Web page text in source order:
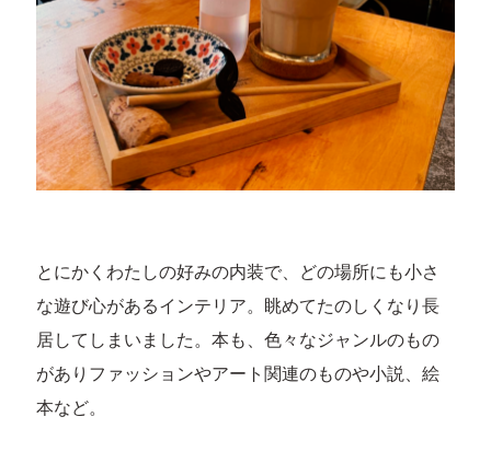
とにかくわたしの好みの内装で、どの場所にも小さ
な遊び心があるインテリア。眺めてたのしくなり長
居してしまいました。本も、色々なジャンルのもの
がありファッションやアート関連のものや小説、絵
本など。